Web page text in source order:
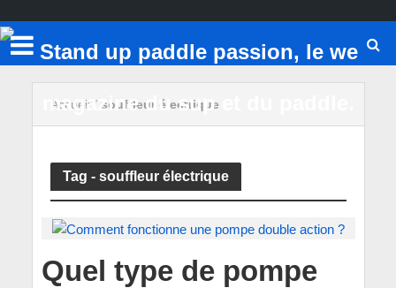
Accueil/ souffleur électrique
Tag - souffleur électrique
Quel type de pompe